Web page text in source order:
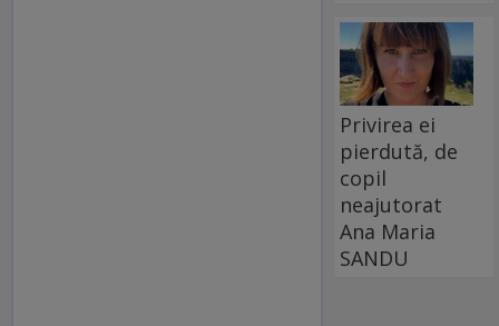
Privirea ei
pierdută, de
copil
neajutorat
Ana Maria
SANDU